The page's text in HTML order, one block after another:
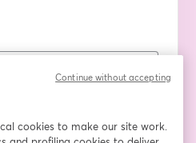
cookies to make our site work.
Continue without accepting